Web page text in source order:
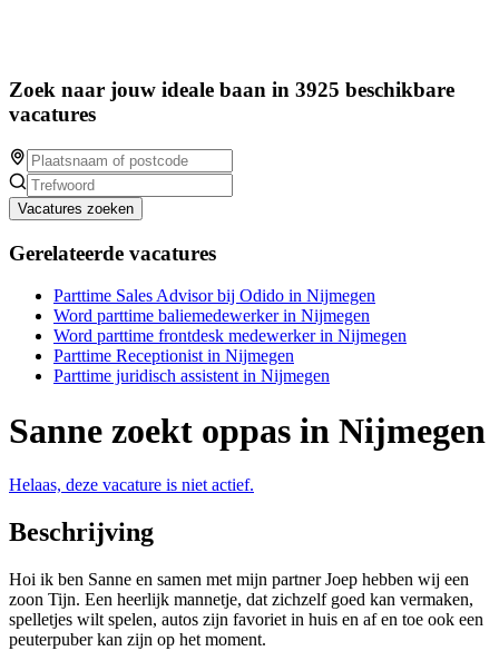
Zoek naar jouw ideale baan in 3925 beschikbare
vacatures
Vacatures zoeken
Gerelateerde vacatures
Parttime Sales Advisor bij Odido in Nijmegen
Word parttime baliemedewerker in Nijmegen
Word parttime frontdesk medewerker in Nijmegen
Parttime Receptionist in Nijmegen
Parttime juridisch assistent in Nijmegen
Sanne zoekt oppas in Nijmegen
Helaas, deze vacature is niet actief.
Beschrijving
Hoi ik ben Sanne en samen met mijn partner Joep hebben wij een
zoon Tijn. Een heerlijk mannetje, dat zichzelf goed kan vermaken,
spelletjes wilt spelen, autos zijn favoriet in huis en af en toe ook een
peuterpuber kan zijn op het moment.